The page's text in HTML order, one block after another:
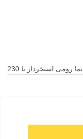
ویلای دوبلکس نما رومی استخردار با 230